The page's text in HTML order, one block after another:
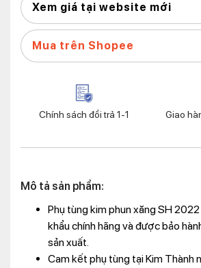
Xem giá tại website mới
Mua trên Shopee
Chính sách đổi trả 1-1 Giao
Mô tả sản phẩm:
Phụ tùng kim phun xăng SH
khẩu chính hãng và được bảo
sản xuất.
Cam kết phụ tùng tại Kim Thành